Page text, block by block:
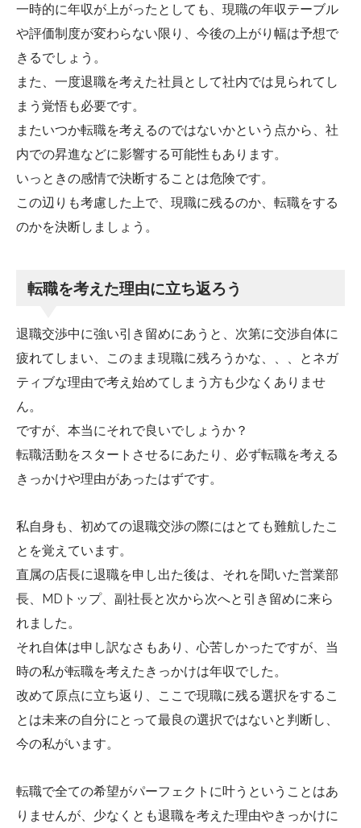
一時的に年収が上がったとしても、現職の年収テーブル
や評価制度が変わらない限り、今後の上がり幅は予想で
きるでしょう。
また、一度退職を考えた社員として社内では見られてし
まう覚悟も必要です。
またいつか転職を考えるのではないかという点から、社
内での昇進などに影響する可能性もあります。
いっときの感情で決断することは危険です。
この辺りも考慮した上で、現職に残るのか、転職をする
のかを決断しましょう。
転職を考えた理由に立ち返ろう
退職交渉中に強い引き留めにあうと、次第に交渉自体に
疲れてしまい、このまま現職に残ろうかな、、、とネガ
ティブな理由で考え始めてしまう方も少なくありませ
ん。
ですが、本当にそれで良いでしょうか？
転職活動をスタートさせるにあたり、必ず転職を考える
きっかけや理由があったはずです。
私自身も、初めての退職交渉の際にはとても難航したこ
とを覚えています。
直属の店長に退職を申し出た後は、それを聞いた営業部
長、MDトップ、副社長と次から次へと引き留めに来ら
れました。
それ自体は申し訳なさもあり、心苦しかったですが、当
時の私が転職を考えたきっかけは年収でした。
改めて原点に立ち返り、ここで現職に残る選択をするこ
とは未来の自分にとって最良の選択ではないと判断し、
今の私がいます。
転職で全ての希望がパーフェクトに叶うということはあ
りませんが、少なくとも退職を考えた理由やきっかけに